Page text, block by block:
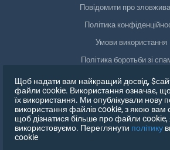
Повідомити про
Політика
Умови використання
Політика боротьби зі
Відповідність GDPR
Видалити мої дані
Відкликати згоду
Щоб надати вам найкращий досвід,
файли cookie. Використання означає,
їх використання. Ми опублікували нову
використання файлів cookie, з якою вам
щоб дізнатися більше про файли cookie,
використовуємо. Переглянути політику
cookie